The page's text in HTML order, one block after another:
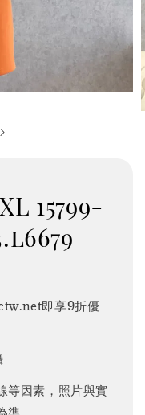
15799-
即享9折優
等因素，照片與實
準